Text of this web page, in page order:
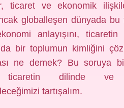
ticaret ve ekonomik
globalleşen dünyada
anlayışını,
bir toplumun kimliğini
ne demek? Bu soruya
ticaretin dilinde ve
tartışalım.